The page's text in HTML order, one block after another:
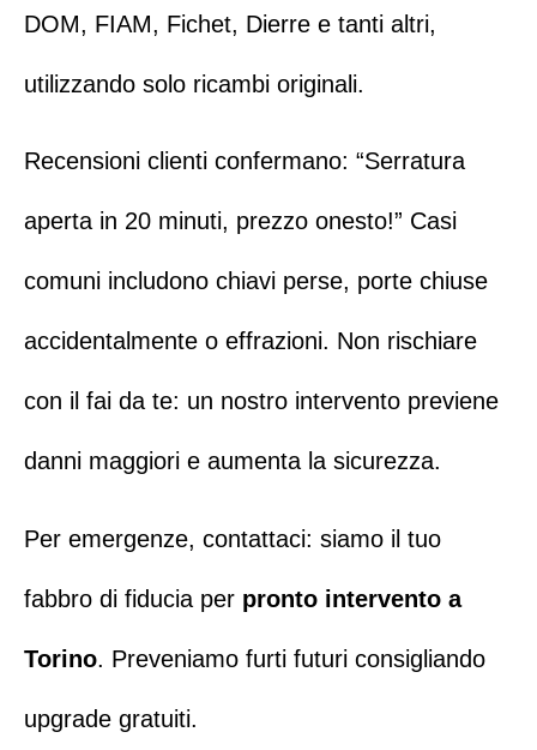
DOM, FIAM, Fichet, Dierre e tanti altri,
utilizzando solo ricambi originali.
Recensioni clienti confermano: “Serratura
aperta in 20 minuti, prezzo onesto!” Casi
comuni includono chiavi perse, porte chiuse
accidentalmente o effrazioni. Non rischiare
con il fai da te: un nostro intervento previene
danni maggiori e aumenta la sicurezza.
Per emergenze, contattaci: siamo il tuo
fabbro di fiducia per pronto intervento a
Torino. Preveniamo furti futuri consigliando
upgrade gratuiti.